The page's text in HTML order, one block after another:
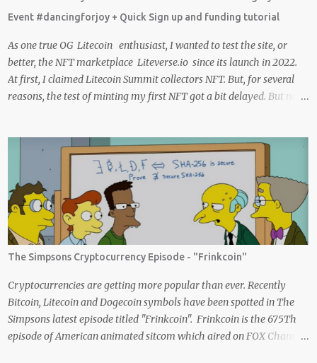
comunidade brasileira em uma LIVE novamente e espero poder ...
Event #dancingforjoy + Quick Sign up and funding tutorial
As one true OG Litecoin enthusiast, I wanted to test the site, or
better, the NFT marketplace Liteverse.io since its launch in 2022.
At first, I claimed Litecoin Summit collectors NFT. But, for several
reasons, the test of minting my first NFT got a bit delayed. But now
great honor to be the first one to give it a try, but given my lack of
technical skills to use just code to mint outside of a marketplace,
waiting was a great idea since the site is super user-friendly and it's
quality has improved considerably. I would say Liteverse.io is ready
for the mainstream. Minting on it or acquiring an NFT on the
Litecoin network is now a Piece of cake! In this article I will describe
my experience, the reason why my first series of NFTs was created,
and most importantly the advantages and disadvantages of
creating an nft (Non-fungible To...
The Simpsons Cryptocurrency Episode - "Frinkcoin"
Cryptocurrencies are getting more popular than ever. Recently
Bitcoin, Litecoin and Dogecoin symbols have been spotted in The
Simpsons latest episode titled "Frinkcoin". Frinkcoin is the 675Th
episode of American animated sitcom which aired on FOX Channel